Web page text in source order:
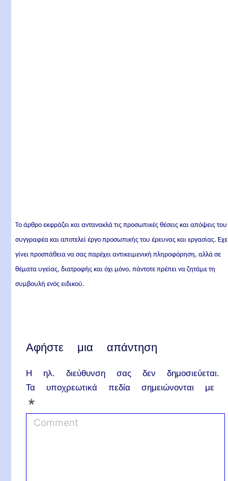
Το άρθρο εκφράζει και αντανακλά τις προσωπικές θέσεις και απόψεις του
συγγραφέα και αποτελεί έργο προσωπικής του έρευνας και εργασίας.
γίνει προσπάθεια να σας παρέχει αντικειμενική πληροφόρηση, αλλά σε
θέματα υγείας, διατροφής και όχι μόνο, πάντοτε πρέπει να ζητάμε τη
συμβουλή ενός ειδικού.
Αφήστε μια απάντηση
Η ηλ. διεύθυνση σας δεν δημοσιεύεται.
Τα υποχρεωτικά πεδία σημειώνονται με
*